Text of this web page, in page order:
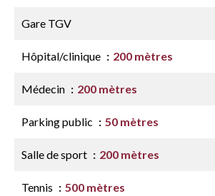
Gare TGV
Hôpital/clinique 200 mètres
Médecin 200 mètres
Parking public 50 mètres
Salle de sport 200 mètres
Tennis 500 mètres